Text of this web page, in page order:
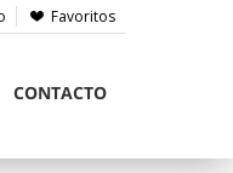
Favoritos
CONTACTO